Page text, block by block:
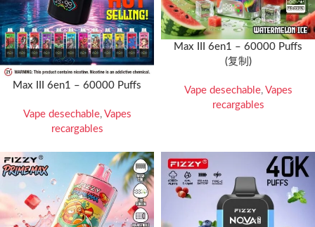
Max III 6en1 – 60000 Puffs
Vape desechable, Vapes
recargables
Max III 6en1 – 60000 Puffs
(复制)
Vape desechable, Vapes
recargables